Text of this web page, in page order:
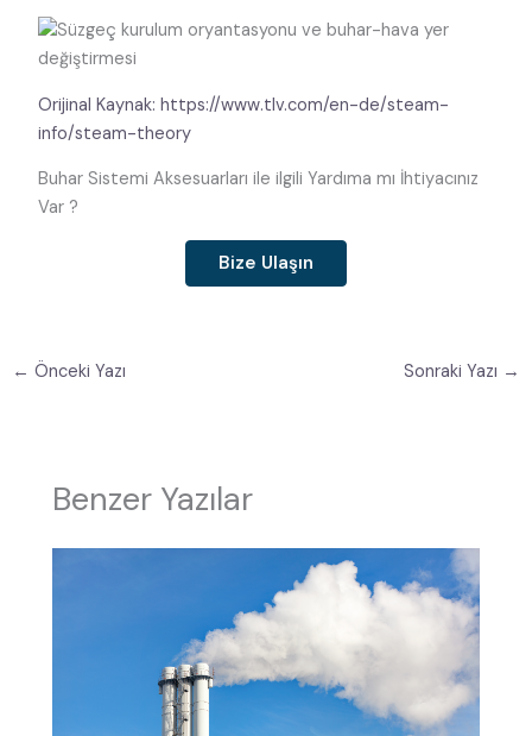
Orijinal Kaynak: https://www.tlv.com/en-de/steam-
info/steam-theory
Buhar Sistemi Aksesuarları ile ilgili Yardıma mı İhtiyacınız
Var ?
Bize Ulaşın
← Önceki Yazı Sonraki Yazı →
Benzer Yazılar